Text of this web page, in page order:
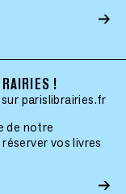
!
parislibrairies.fr
de notre
vos livres